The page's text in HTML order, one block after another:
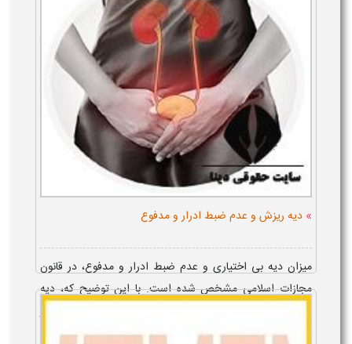
اخاذی گردد که در این شرایط...
» دیه ریزش و عدم ضبط ادرار و مدفوع
میزان دیه بی اختیاری و عدم ضبط ادرار و مدفوع، در قانون
مجازات اسلامی مشخص شده است. با این توضیح که، دیه
ریزش دائمی ادرار در سال ۱۴۰۵​، دیه کامل انسان بوده و در
صورتی که جنایت، سبب ریزش ...